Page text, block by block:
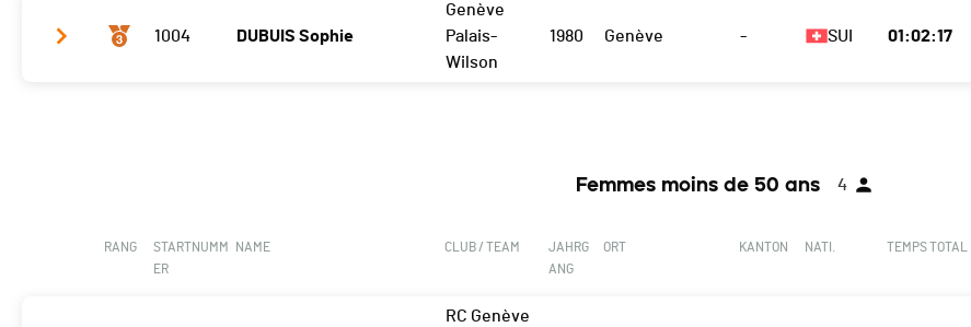
Meilleur tour
1004 DUBUIS Sophie
Genève
Palais-
Wilson
1980 Genève - SUI 01:02:17
Femmes moins de 50 ans 4
RANG
STARTNUMM
ER
NAME CLUB / TEAM
JAHRG
ANG
ORT KANTON NATI. TEMPS TOTAL
RC Genève